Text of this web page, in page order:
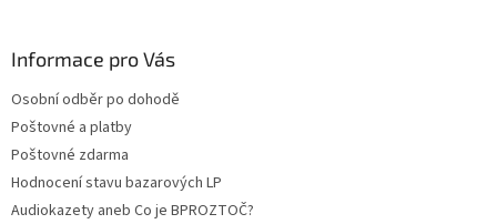
Informace pro Vás
Osobní odběr po dohodě
Poštovné a platby
Poštovné zdarma
Hodnocení stavu bazarových LP
Audiokazety aneb Co je BPROZTOČ?